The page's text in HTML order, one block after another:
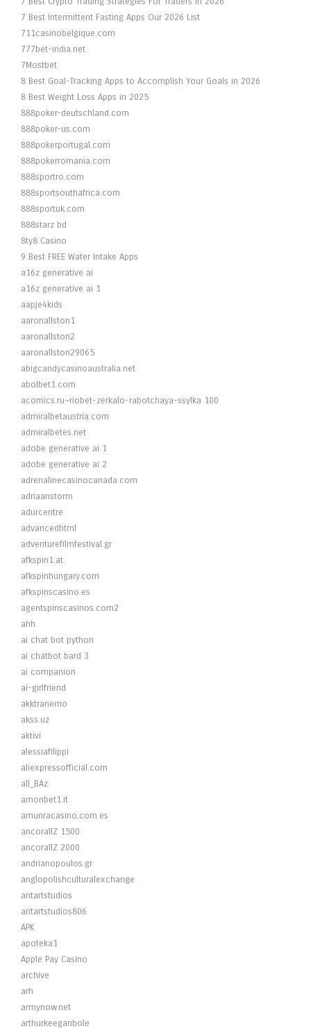
7 Best Intermittent Fasting Apps Our 2026 List
711casinobelgique.com
777bet-india.net
7Mostbet
8 Best Goal-Tracking Apps to Accomplish Your Goals in 2026
8 Best Weight Loss Apps in 2025
888poker-deutschland.com
888poker-us.com
888pokerportugal.com
888pokerromania.com
888sportro.com
888sportsouthafrica.com
888sportuk.com
888starz bd
8ty8 Casino
9 Best FREE Water Intake Apps
a16z generative ai
a16z generative ai 1
aapje4kids
aaronallston1
aaronallston2
aaronallston29065
abigcandycasinoaustralia.net
abolbet1.com
acomics.ru~riobet-zerkalo-rabotchaya-ssylka 100
admiralbetaustria.com
admiralbetes.net
adobe generative ai 1
adobe generative ai 2
adrenalinecasinocanada.com
adriaanstorm
adurcentre
advancedhtml
adventurefilmfestival.gr
afkspin1.at
afkspinhungary.com
afkspinscasino.es
agentspinscasinos.com2
ahh
ai chat bot python
ai chatbot bard 3
ai companion
ai-girlfriend
akktranemo
akss.uz
aktivi
alessiafilippi
aliexpressofficial.com
all_BAz
amonbet1.it
amunracasino.com.es
ancorallZ 1500
ancorallZ 2000
andrianopoulos.gr
anglopolishculturalexchange
antartstudios
antartstudios806
APK
apoteka1
Apple Pay Casino
archive
arh
armynow.net
arthurkeeganbole